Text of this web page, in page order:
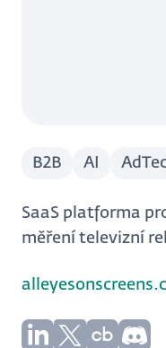
B2B AI
SaaS platforma
měření televizní